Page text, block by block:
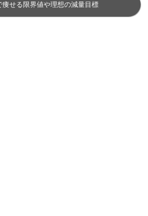
痩せる限界値や理想の減量目標